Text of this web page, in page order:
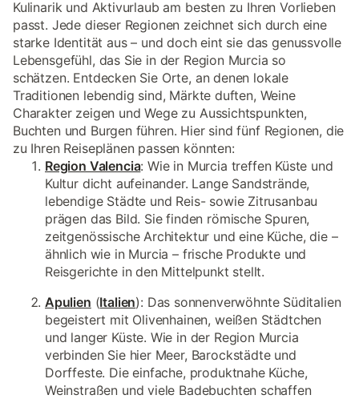
Kulinarik und Aktivurlaub am besten zu Ihren Vorlieben
passt. Jede dieser Regionen zeichnet sich durch eine
starke Identität aus – und doch eint sie das genussvolle
Lebensgefühl, das Sie in der Region Murcia so
schätzen. Entdecken Sie Orte, an denen lokale
Traditionen lebendig sind, Märkte duften, Weine
Charakter zeigen und Wege zu Aussichtspunkten,
Buchten und Burgen führen. Hier sind fünf Regionen, die
zu Ihren Reiseplänen passen könnten:
Region Valencia: Wie in Murcia treffen Küste und
Kultur dicht aufeinander. Lange Sandstrände,
lebendige Städte und Reis- sowie Zitrusanbau
prägen das Bild. Sie finden römische Spuren,
zeitgenössische Architektur und eine Küche, die –
ähnlich wie in Murcia – frische Produkte und
Reisgerichte in den Mittelpunkt stellt.
Apulien (Italien): Das sonnenverwöhnte Süditalien
begeistert mit Olivenhainen, weißen Städtchen
und langer Küste. Wie in der Region Murcia
verbinden Sie hier Meer, Barockstädte und
Dorffeste. Die einfache, produktnahe Küche,
Weinstraßen und viele Badebuchten schaffen